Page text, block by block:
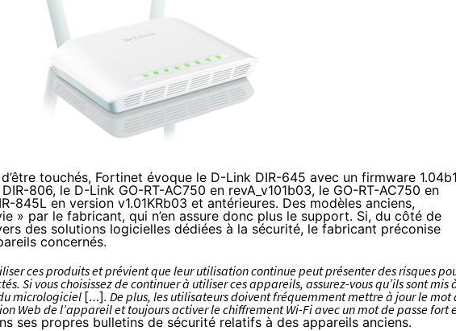
touchés, Fortinet évoque le D-Link DIR-645 avec un firmware
806, le D-Link GO-RT-AC750 en revA_v101b03, le GO-RT-AC750 en
845L en version v1.01KRb03 et antérieures. Des modèles anciens,
» par le fabricant, qui n’en assure donc plus le support. Si, du côté de
des solutions logicielles dédiées à la sécurité, le fabricant préconise
concernés.
ces produits et prévient que leur utilisation continue peut présenter des risques
Si vous choisissez de continuer à utiliser ces appareils, assurez-vous qu’ils sont mis
micrologiciel […]. De plus, les utilisateurs doivent fréquemment mettre à jour le mot
Web de l’appareil et toujours activer le chiffrement Wi-Fi avec un mot de passe fort
ses propres bulletins de sécurité relatifs à des appareils anciens.